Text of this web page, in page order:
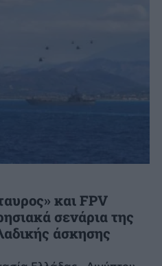
και FPV
σενάρια της
άσκησης